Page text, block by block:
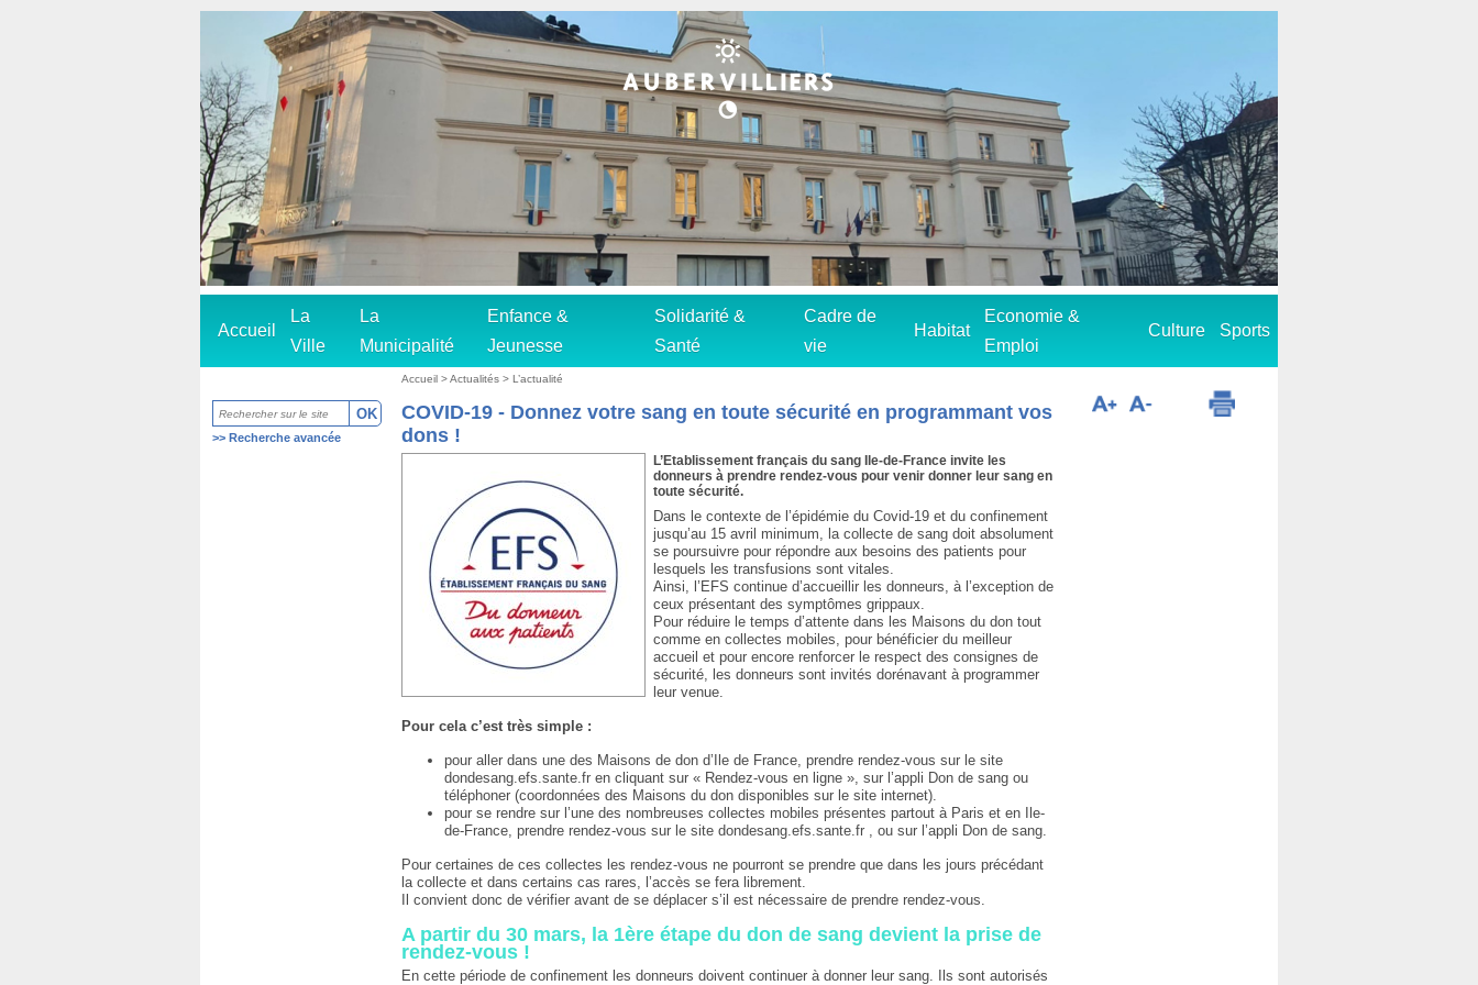
Accueil
La
Ville
La
Municipalité
Enfance &
Jeunesse
Solidarité &
Santé
Cadre de
vie
Habitat
Economie &
Emploi
Culture Sports
>> Recherche avancée
Accueil > Actualités > L’actualité
COVID-19 - Donnez votre sang en toute sécurité en programmant vos
dons !
L’Etablissement français du sang Ile-de-France invite les
donneurs à prendre rendez-vous pour venir donner leur sang en
toute sécurité.
Dans le contexte de l’épidémie du Covid-19 et du confinement
jusqu’au 15 avril minimum, la collecte de sang doit absolument
se poursuivre pour répondre aux besoins des patients pour
lesquels les transfusions sont vitales.
Ainsi, l’EFS continue d’accueillir les donneurs, à l’exception de
ceux présentant des symptômes grippaux.
Pour réduire le temps d’attente dans les Maisons du don tout
comme en collectes mobiles, pour bénéficier du meilleur
accueil et pour encore renforcer le respect des consignes de
sécurité, les donneurs sont invités dorénavant à programmer
leur venue.
Pour cela c’est très simple :
pour aller dans une des Maisons de don d’Ile de France, prendre rendez-vous sur le site
dondesang.efs.sante.fr en cliquant sur « Rendez-vous en ligne », sur l’appli Don de sang ou
téléphoner (coordonnées des Maisons du don disponibles sur le site internet).
pour se rendre sur l’une des nombreuses collectes mobiles présentes partout à Paris et en Ile-
de-France, prendre rendez-vous sur le site dondesang.efs.sante.fr , ou sur l’appli Don de sang.
Pour certaines de ces collectes les rendez-vous ne pourront se prendre que dans les jours précédant
la collecte et dans certains cas rares, l’accès se fera librement.
Il convient donc de vérifier avant de se déplacer s’il est nécessaire de prendre rendez-vous.
A partir du 30 mars, la 1ère étape du don de sang devient la prise de
rendez-vous !
En cette période de confinement les donneurs doivent continuer à donner leur sang. Ils sont autorisés